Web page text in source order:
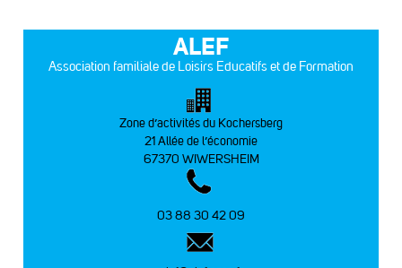
ALEF
Association familiale de Loisirs Educatifs et de Formation
Zone d’activités du Kochersberg
21 Allée de l’économie
67370 WIWERSHEIM
03 88 30 42 09